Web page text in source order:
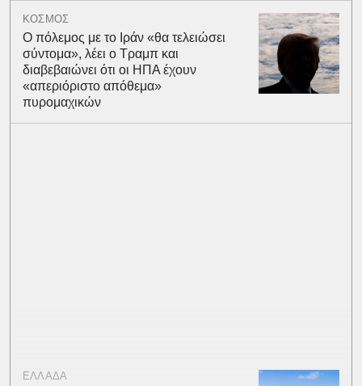
ΚΟΣΜΟΣ
Ο πόλεμος με το Ιράν «θα τελειώσει
σύντομα», λέει ο Τραμπ και
διαβεβαιώνει ότι οι ΗΠΑ έχουν
«απεριόριστο απόθεμα»
πυρομαχικών
ΕΛΛΑΔΑ